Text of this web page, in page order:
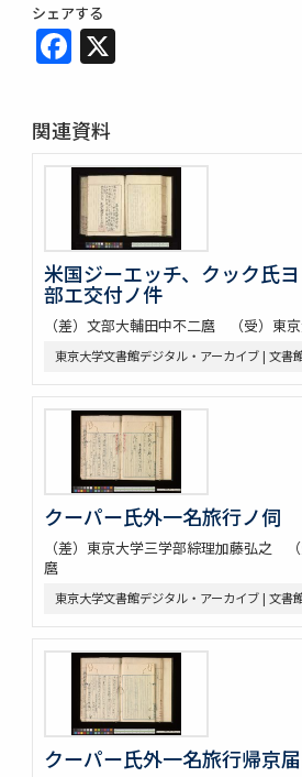
シェアする
Facebook
関連資料
米国ジーエッチ、クック氏
部エ交付ノ件
（差）文部大輔田中不二麿 （受）東
東京大学文書館デジタル・アーカイブ | 文書
クーパー氏外一名旅行ノ伺
（差）東京大学三学部綜理加藤弘之
麿
東京大学文書館デジタル・アーカイブ | 文書
クーパー氏外一名旅行帰京届